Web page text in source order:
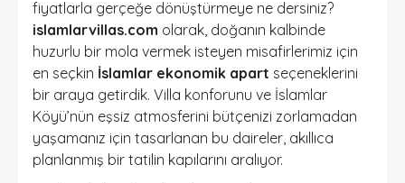
fiyatlarla gerçeğe dönüştürmeye ne dersiniz?
islamlarvillas.com olarak, doğanın kalbinde
huzurlu bir mola vermek isteyen misafirlerimiz için
en seçkin İslamlar ekonomik apart seçeneklerini
bir araya getirdik. Villa konforunu ve İslamlar
Köyü’nün eşsiz atmosferini bütçenizi zorlamadan
yaşamanız için tasarlanan bu daireler, akıllıca
planlanmış bir tatilin kapılarını aralıyor.